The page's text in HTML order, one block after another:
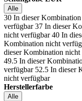
Alle
30 In dieser
verfügbar 37 In dieser
nicht verfügbar 40 In
Kombination nicht
dieser Kombination nicht
49.5 In dieser
verfügbar 52.5 In dieser
nicht verfügbar
Herstellerfarbe
Alle